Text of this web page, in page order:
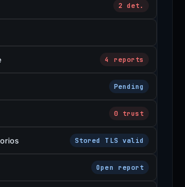
2 det.
4 reports
Pending
0 trust
Stored TLS valid
Open report